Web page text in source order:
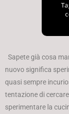
Sapete già cosa
nuovo significa
quasi sempre
tentazione di
sperimentare la